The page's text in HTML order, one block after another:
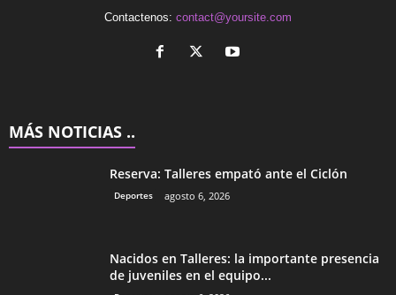
Contactenos: contact@yoursite.com
MÁS NOTICIAS ..
Reserva: Talleres empató ante el Ciclón
Deportes agosto 6, 2026
Nacidos en Talleres: la importante presencia
de juveniles en el equipo...